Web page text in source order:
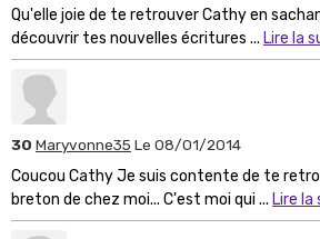
Qu'elle joie de te retrouver Cathy en
découvrir tes nouvelles écritures ... Lire la
30 Maryvonne35 Le 08/01/2014
Coucou Cathy Je suis contente de te
breton de chez moi... C'est moi qui ... Lire la